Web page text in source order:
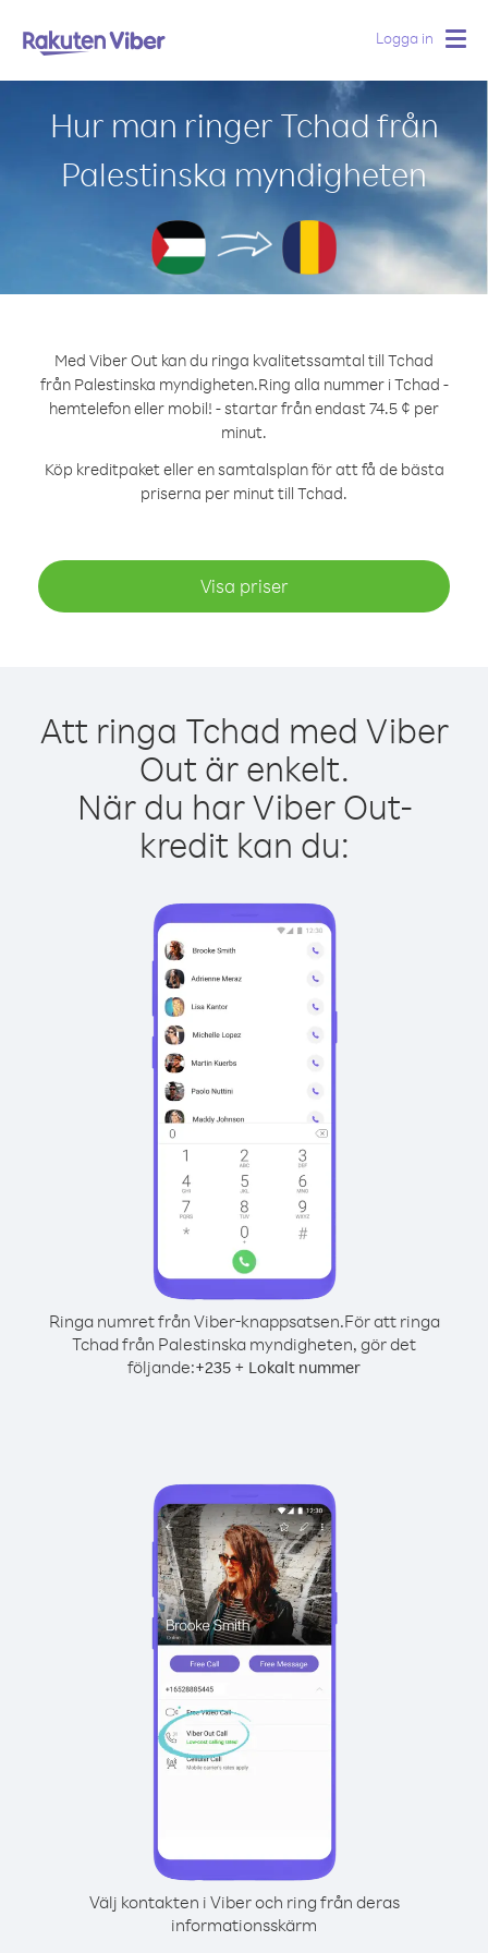
Logga in
Hur man ringer Tchad från
Palestinska myndigheten
Med Viber Out kan du ringa kvalitetssamtal till Tchad
från Palestinska myndigheten.Ring alla nummer i Tchad -
hemtelefon eller mobil! - startar från endast 74.5 ¢ per
minut.
Köp kreditpaket eller en samtalsplan för att få de bästa
priserna per minut till Tchad.
Visa priser
Att ringa Tchad med Viber
Out är enkelt.
När du har Viber Out-
kredit kan du:
Ringa numret från Viber-knappsatsen.För att ringa
Tchad från Palestinska myndigheten, gör det
följande:+235 + Lokalt nummer
Välj kontakten i Viber och ring från deras
informationsskärm